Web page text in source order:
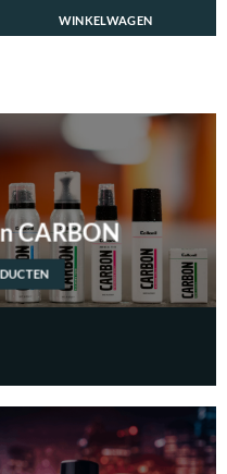
WINKELWAGEN
CARBON